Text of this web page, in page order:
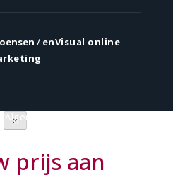
/ enVisual online
|Algemene voorwaarden
×
prijs aan